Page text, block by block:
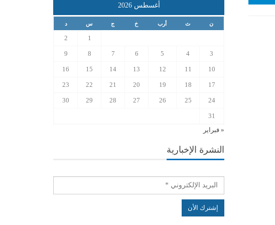
أغسطس 2026
ن ث أرب خ ج س د
1
2
3
4
5
6
7
8
9
10
11
12
13
14
15
16
17
18
19
20
21
22
23
24
25
26
27
28
29
30
31
« فبراير
النشرة الإخبارية